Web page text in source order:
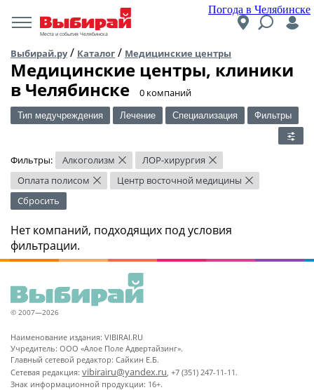
Погода в Челябинске
Места и события Челябинска
Выбирай.ру/ Каталог / Медицинские центры
Медицинские центры, клиники
в Челябинске
​0 компаний
Тип медучреждения Лечение Специализация Фильтры
Фильтры: Алкоголизм × ЛОР-хирургия ×
Оплата полисом × Центр восточной медицины ×
Сбросить
Нет компаний, подходящих под условия
фильтрации.
© 2007—2026
Наименование издания: VIBIRAI.RU
Учредитель: ООО «Алое Поле Адвертайзинг».
Главный сетевой редактор: Сайкин Е.Б.
Сетевая редакция: vibirairu@yandex.ru, +7 (351) 247-11-11.
Знак информационной продукции: 16+.